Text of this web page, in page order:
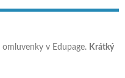
v Edupage. Krátký